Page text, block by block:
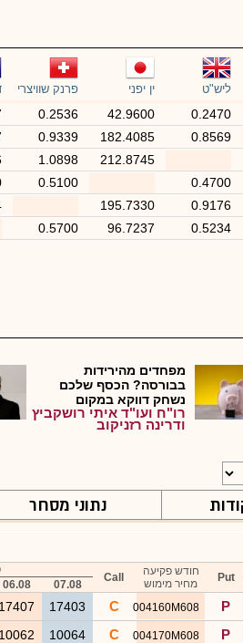
ליש"ט ין יפני פרנק שוויצרי
0.2470
42.9600
0.2536
0.8569
182.4085
0.9339
212.8745
1.0898
0.4700
0.5100
0.9176
195.7330
0.5234
96.7237
0.5700
מפחדים מהירידות
בבורסה? הכסף שלכם
נשחק דווקא במקום
שנחש...
רו"ח ועו"ד איתי רושקביץ
ודרינה רזניקוב
נתוני מסחר
Put
P
P
חודש פקיעה
מחיר מימוש
004160M608
004170M608
Call
07.08
06.08
C
C